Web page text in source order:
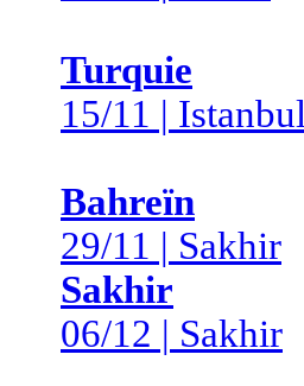
Turquie
15/11 | Istanbul
Bahreïn
29/11 | Sakhir
Sakhir
06/12 | Sakhir